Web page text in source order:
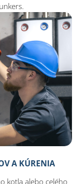
A KÚRENIA
kotla alebo celého